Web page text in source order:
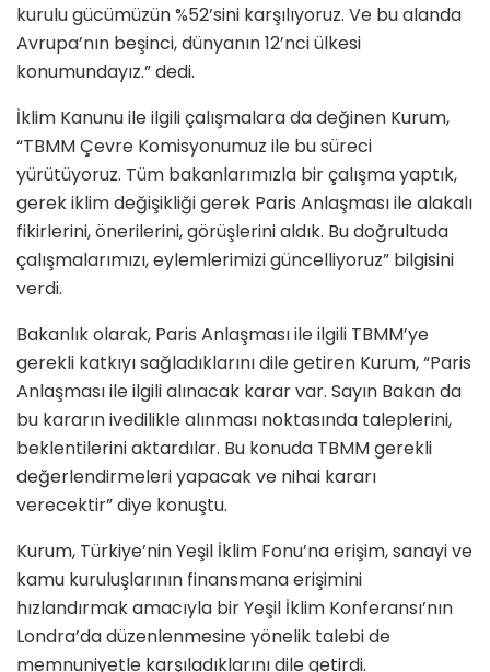
kurulu gücümüzün %52’sini karşılıyoruz. Ve bu alanda
Avrupa’nın beşinci, dünyanın 12’nci ülkesi
konumundayız.” dedi.
İklim Kanunu ile ilgili çalışmalara da değinen Kurum,
“TBMM Çevre Komisyonumuz ile bu süreci
yürütüyoruz. Tüm bakanlarımızla bir çalışma yaptık,
gerek iklim değişikliği gerek Paris Anlaşması ile alakalı
fikirlerini, önerilerini, görüşlerini aldık. Bu doğrultuda
çalışmalarımızı, eylemlerimizi güncelliyoruz” bilgisini
verdi.
Bakanlık olarak, Paris Anlaşması ile ilgili TBMM’ye
gerekli katkıyı sağladıklarını dile getiren Kurum, “Paris
Anlaşması ile ilgili alınacak karar var. Sayın Bakan da
bu kararın ivedilikle alınması noktasında taleplerini,
beklentilerini aktardılar. Bu konuda TBMM gerekli
değerlendirmeleri yapacak ve nihai kararı
verecektir” diye konuştu.
Kurum, Türkiye’nin Yeşil İklim Fonu’na erişim, sanayi ve
kamu kuruluşlarının finansmana erişimini
hızlandırmak amacıyla bir Yeşil İklim Konferansı’nın
Londra’da düzenlenmesine yönelik talebi de
memnuniyetle karşıladıklarını dile getirdi.